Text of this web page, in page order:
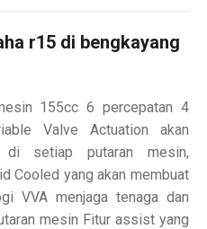
r15 di bengkayang
155cc 6 percepatan 4
Valve Actuation akan
di setiap putaran mesin,
Cooled yang akan membuat
VVA menjaga tenaga dan
mesin Fitur assist yang